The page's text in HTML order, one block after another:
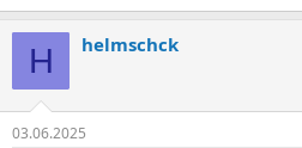
H helmschck
03.06.2025